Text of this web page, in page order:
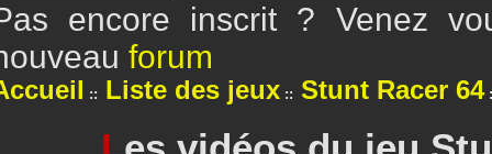
encore inscrit ? Venez
forum
Liste des jeux Stunt Racer 64